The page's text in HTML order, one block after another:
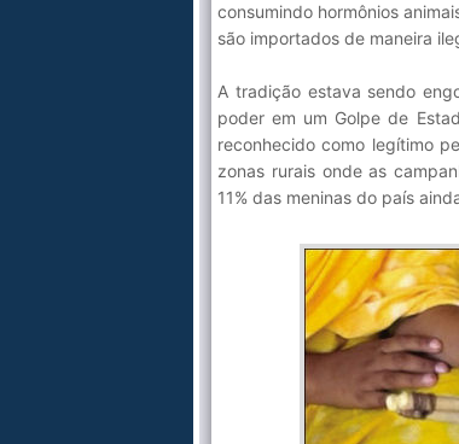
consumindo hormônios
são importados de maneira
A tradição estava sendo
poder em um Golpe de
reconhecido como legítimo
zonas rurais onde as
11% das meninas do país